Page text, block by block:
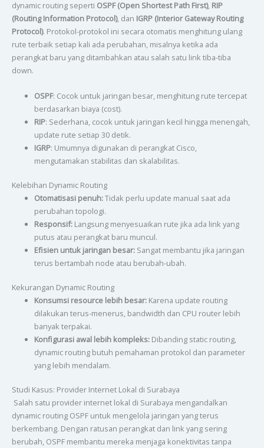
dynamic routing seperti OSPF (Open Shortest Path First), RIP
(Routing Information Protocol), dan IGRP (Interior Gateway Routing
Protocol). Protokol-protokol ini secara otomatis menghitung ulang
rute terbaik setiap kali ada perubahan, misalnya ketika ada
perangkat baru yang ditambahkan atau salah satu link tiba-tiba
down.
OSPF: Cocok untuk jaringan besar, menghitung rute tercepat
berdasarkan biaya (cost).
RIP: Sederhana, cocok untuk jaringan kecil hingga menengah,
update rute setiap 30 detik.
IGRP: Umumnya digunakan di perangkat Cisco,
mengutamakan stabilitas dan skalabilitas.
Kelebihan Dynamic Routing
Otomatisasi penuh:Tidak perlu update manual saat ada
perubahan topologi.
Responsif:Langsung menyesuaikan rute jika ada link yang
putus atau perangkat baru muncul.
Efisien untuk jaringan besar:Sangat membantu jika jaringan
terus bertambah node atau berubah-ubah.
Kekurangan Dynamic Routing
Konsumsi resource lebih besar:Karena update routing
dilakukan terus-menerus, bandwidth dan CPU router lebih
banyak terpakai.
Konfigurasi awal lebih kompleks:Dibanding static routing,
dynamic routing butuh pemahaman protokol dan parameter
yang lebih mendalam.
Studi Kasus: Provider Internet Lokal di Surabaya
Salah satu provider internet lokal di Surabaya mengandalkan
dynamic routing OSPF untuk mengelola jaringan yang terus
berkembang. Dengan ratusan perangkat dan link yang sering
berubah, OSPF membantu mereka menjaga konektivitas tanpa